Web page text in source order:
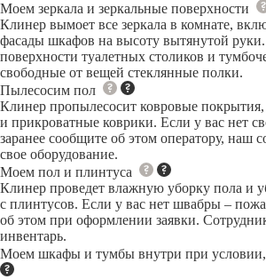
Моем зеркала и зеркальные поверхности
Клинер вымоет все зеркала в комнате,
фасады шкафов на высоту вытянутой
поверхности туалетных столиков и
свободные от вещей стеклянные полки.
Пылесосим пол
Клинер пропылесосит ковровые
и прикроватные коврики. Если у вас нет
заранее сообщите об этом оператору, наш
свое оборудование.
Моем пол и плинтуса
Клинер проведет влажную уборку пола и
с плинтусов. Если у вас нет швабры –
об этом при оформлении заявки.
инвентарь.
Моем шкафы и тумбы внутри при условии,